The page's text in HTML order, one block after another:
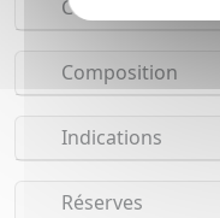
Conseils
Composition
Indications
Réserves